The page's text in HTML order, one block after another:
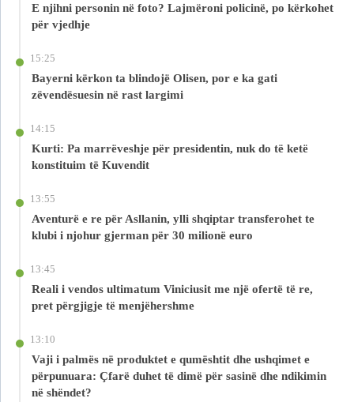
E njihni personin në foto? Lajmëroni policinë, po kërkohet
për vjedhje
15:25
Bayerni kërkon ta blindojë Olisen, por e ka gati
zëvendësuesin në rast largimi
14:15
Kurti: Pa marrëveshje për presidentin, nuk do të ketë
konstituim të Kuvendit
13:55
Aventurë e re për Asllanin, ylli shqiptar transferohet te
klubi i njohur gjerman për 30 milionë euro
13:45
Reali i vendos ultimatum Viniciusit me një ofertë të re,
pret përgjigje të menjëhershme
13:10
Vaji i palmës në produktet e qumështit dhe ushqimet e
përpunuara: Çfarë duhet të dimë për sasinë dhe ndikimin
në shëndet?